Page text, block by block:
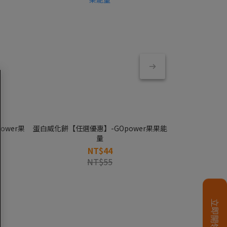
果
蛋白威化餅【任選優惠】-GOpower果果能
量
NT$44
NT$55